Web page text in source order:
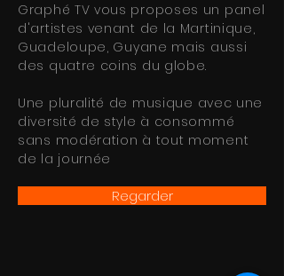
Graphé TV vous proposes un panel
d'artistes venant de la Martinique,
Guadeloupe, Guyane mais aussi
des quatre coins du globe.
Une pluralité de musique avec une
diversité de style à consommé
sans modération à tout moment
de la journée
Regarder